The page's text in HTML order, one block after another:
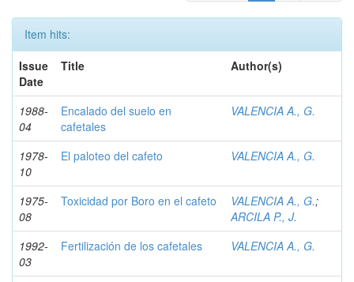
Item hits:
Issue
Date
Title Author(s)
1988-
04
Encalado del suelo en
cafetales
VALENCIA A., G.
1978-
10
El paloteo del cafeto VALENCIA A., G.
1975-
08
Toxicidad por Boro en el cafeto VALENCIA A., G.;
ARCILA P., J.
1992-
03
Fertilización de los cafetales VALENCIA A., G.